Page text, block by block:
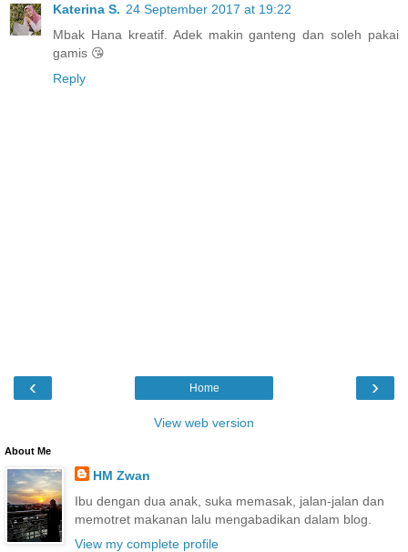
Katerina S. 24 September 2017 at 19:22
Mbak Hana kreatif. Adek makin ganteng dan soleh pakai
gamis 😘
Reply
‹ ›
Home
View web version
About Me
HM Zwan
Ibu dengan dua anak, suka memasak, jalan-jalan dan
memotret makanan lalu mengabadikan dalam blog.
View my complete profile